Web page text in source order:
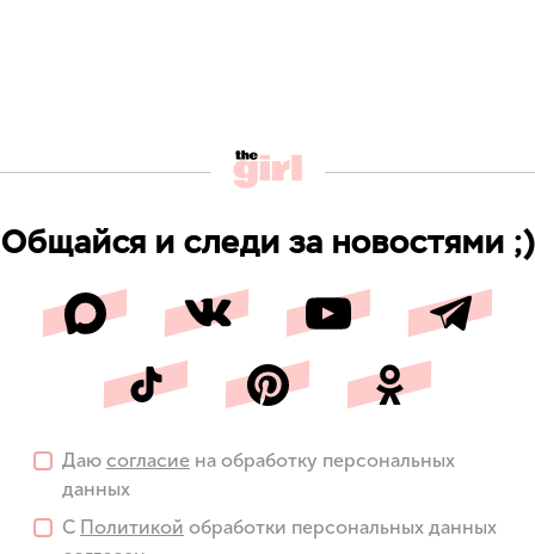
Общайся и следи за новостями ;)
Даю согласие на обработку персональных
данных
С Политикой обработки персональных данных